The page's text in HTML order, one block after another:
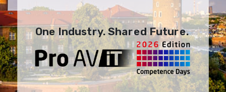
One Industry. Shared Future.